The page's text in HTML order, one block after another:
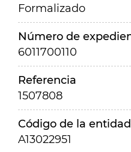
Formalizado
Número de
6011700110
Referencia
1507808
Código de la
A13022951